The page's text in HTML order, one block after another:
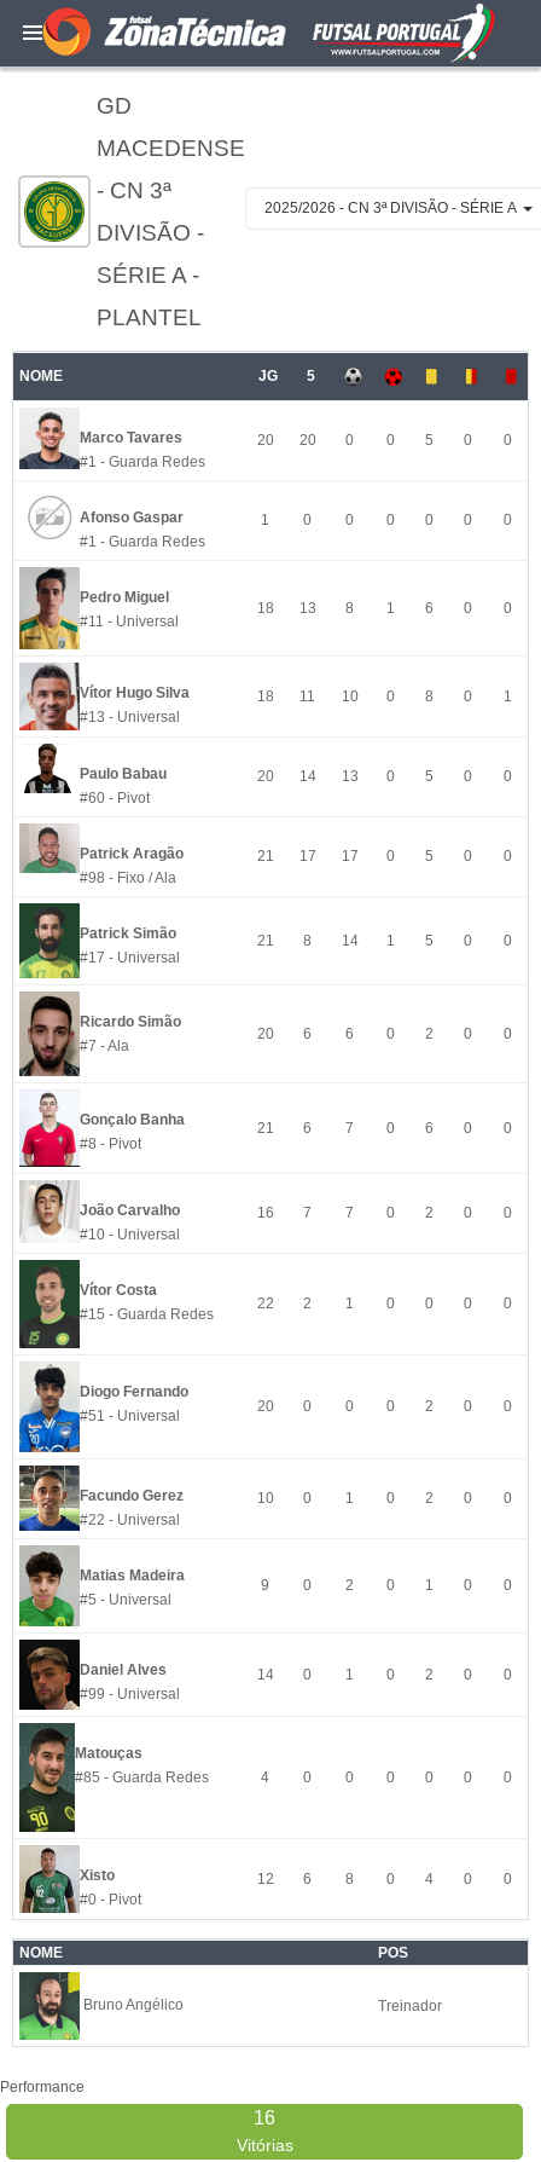
GD
MACEDENSE
- CN 3ª
DIVISÃO -
SÉRIE A -
PLANTEL
2025/2026 - CN 3ª DIVISÃO - SÉRIE A
NOME JG 5
Marco Tavares
#1 - Guarda Redes
20 20 0 0 5 0 0
Afonso Gaspar
#1 - Guarda Redes
1 0 0 0 0 0 0
Pedro Miguel
#11 - Universal
18 13 8 1 6 0 0
Vítor Hugo Silva
#13 - Universal
18 11 10 0 8 0 1
Paulo Babau
#60 - Pivot
20 14 13 0 5 0 0
Patrick Aragão
#98 - Fixo / Ala
21 17 17 0 5 0 0
Patrick Simão
#17 - Universal
21 8 14 1 5 0 0
Ricardo Simão
#7 - Ala
20 6 6 0 2 0 0
Gonçalo Banha
#8 - Pivot
21 6 7 0 6 0 0
João Carvalho
#10 - Universal
16 7 7 0 2 0 0
Vítor Costa
#15 - Guarda Redes
22 2 1 0 0 0 0
Diogo Fernando
#51 - Universal
20 0 0 0 2 0 0
Facundo Gerez
#22 - Universal
10 0 1 0 2 0 0
Matias Madeira
#5 - Universal
9 0 2 0 1 0 0
Daniel Alves
#99 - Universal
14 0 1 0 2 0 0
Matouças
#85 - Guarda Redes
4 0 0 0 0 0 0
Xisto
#0 - Pivot
12 6 8 0 4 0 0
NOME POS
Bruno Angélico Treinador
Performance
16
Vitórias